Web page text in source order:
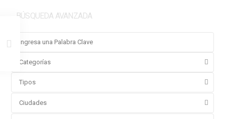
BÚSQUEDA AVANZADA
Categorías
Tipos
Ciudades